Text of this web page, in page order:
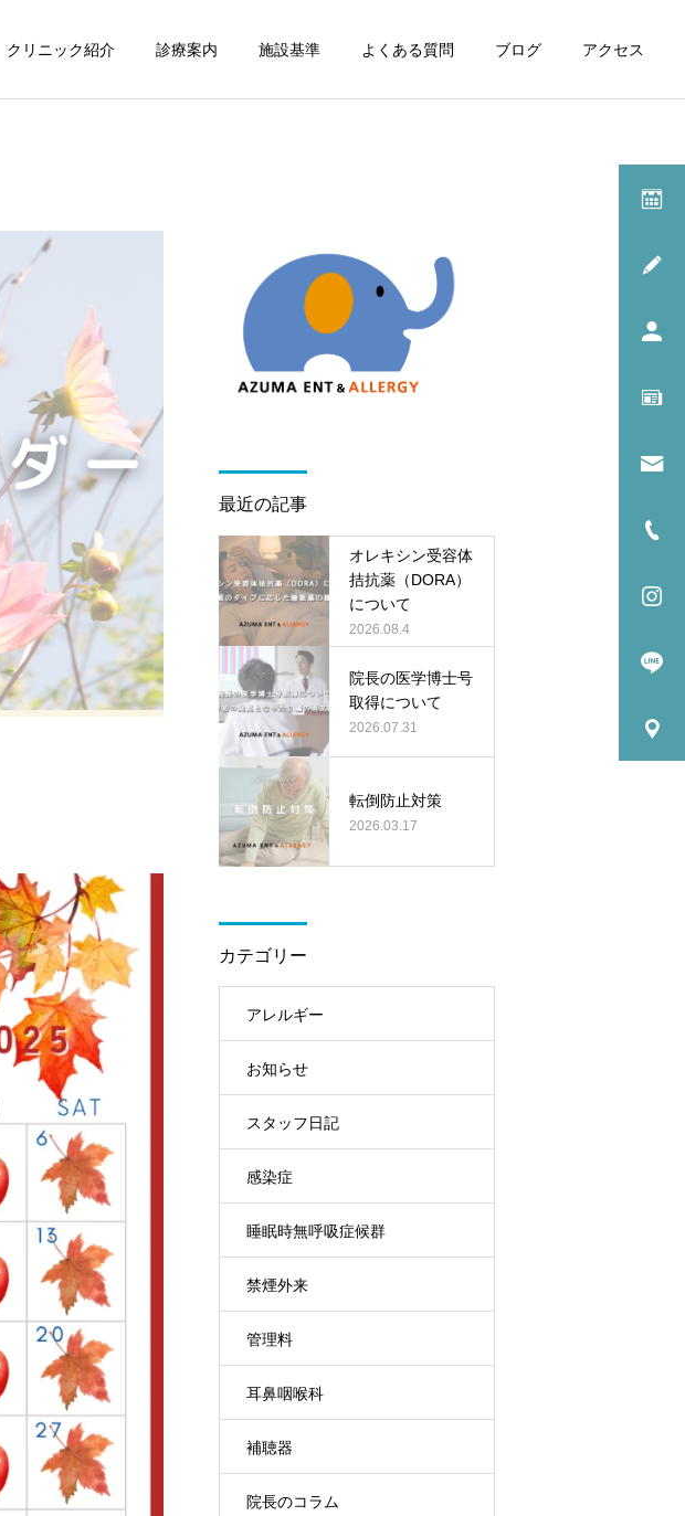
クリニック紹介 診療案内 施設基準 よくある質問 ブログ アクセス
呼吸器内科
スタッフ日記 院長のコラム
イッチ・スクラッチ・サイ
クル
耳掃除だけで受診してもい
最近の記事
オレキシン受容体
拮抗薬（DORA）
について
2026.08.4
院長の医学博士号
取得について
2026.07.31
転倒防止対策
2026.03.17
カテゴリー
アレルギー
お知らせ
スタッフ日記
感染症
睡眠時無呼吸症候群
禁煙外来
管理料
耳鼻咽喉科
補聴器
院長のコラム